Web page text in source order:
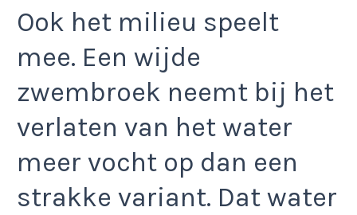
Ook het milieu speelt
mee. Een wijde
zwembroek neemt bij het
verlaten van het water
meer vocht op dan een
strakke variant. Dat water